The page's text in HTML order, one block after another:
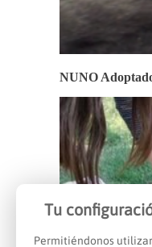
NUNO
Tu
Permitiéndonos